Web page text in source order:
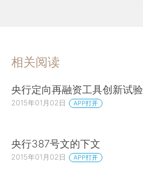
相关阅读
央行定向再融资工具创新试验
2015年01月02日 APP打开
央行387号文的下文
2015年01月02日 APP打开